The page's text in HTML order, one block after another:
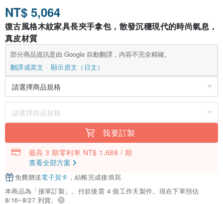
NT$ 5,064
復古風格木紋家具長夾手拿包，散發沉穩現代的時尚氣息，
真皮材質
部分商品資訊是由 Google 自動翻譯，內容不完全精確。
翻譯成英文
顯示原文（日文）
我要訂製
最高 3 期零利率 NT$ 1,688 / 期
查看全部方案
免費贈送電子賀卡 ，結帳完成後填寫
本商品為「接單訂製」。付款後需 4 個工作天製作。現在下單預估
8/16~8/27 到貨。